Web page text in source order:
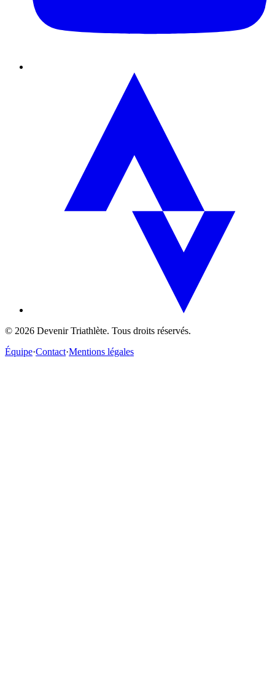
© 2026 Devenir Triathlète. Tous droits réservés.
Équipe·Contact·Mentions légales